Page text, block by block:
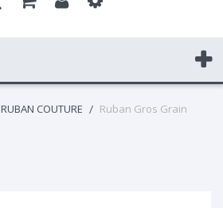
RUBAN COUTURE
Ruban Gros Grain